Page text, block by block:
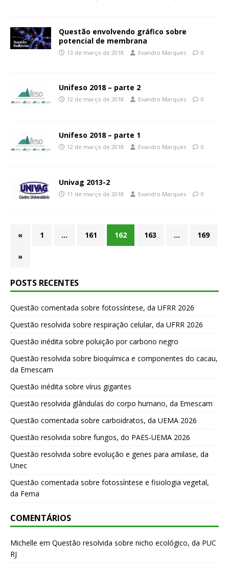
Questão envolvendo gráfico sobre
potencial de membrana
13 de março de 2018 Evandro Marques 0
Unifeso 2018 – parte 2
12 de março de 2018 Evandro Marques 0
Unifeso 2018 – parte 1
12 de março de 2018 Evandro Marques 0
Univag 2013-2
11 de março de 2018 Evandro Marques 0
« 1 … 161 162 163 … 169
»
POSTS RECENTES
Questão comentada sobre fotossíntese, da UFRR 2026
Questão resolvida sobre respiração celular, da UFRR 2026
Questão inédita sobre poluição por carbono negro
Questão resolvida sobre bioquímica e componentes do cacau,
da Emescam
Questão inédita sobre vírus gigantes
Questão resolvida glândulas do corpo humano, da Emescam
Questão comentada sobre carboidratos, da UEMA 2026
Questão resolvida sobre fungos, do PAES-UEMA 2026
Questão resolvida sobre evolução e genes para amilase, da
Unec
Questão comentada sobre fotossíntese e fisiologia vegetal,
da Fema
COMENTÁRIOS
Michelle em Questão resolvida sobre nicho ecológico, da PUC
RJ